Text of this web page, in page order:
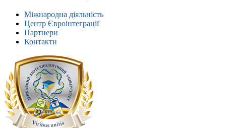
Міжнародна діяльність
Центр Євроінтеграції
Партнери
Контакти